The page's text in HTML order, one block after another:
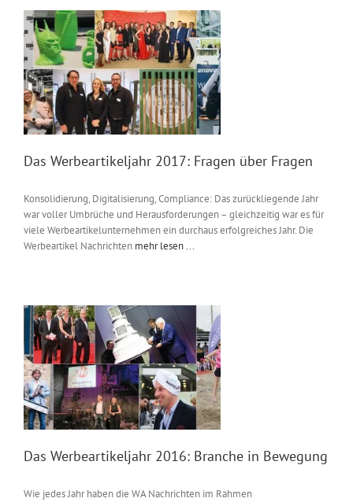
Das Werbeartikeljahr 2017: Fragen über Fragen
Konsolidierung, Digitalisierung, Compliance: Das zurückliegende Jahr
war voller Umbrüche und Herausforderungen – gleichzeitig war es für
viele Werbeartikelunternehmen ein durchaus erfolgreiches Jahr. Die
Werbeartikel Nachrichten mehr lesen ...
Das Werbeartikeljahr 2016: Branche in Bewegung
Wie jedes Jahr haben die WA Nachrichten im Rahmen